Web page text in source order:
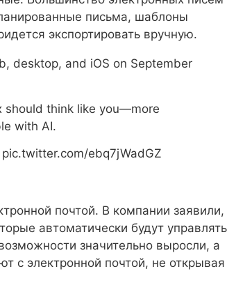
письма, шаблоны
экспортировать вручную.
desktop, and iOS on September
should think like you—more
with AI.
ebq7jWadGZ
почтой. В компании заявили,
автоматически будут управлять
значительно выросли, а
с электронной почтой, не открывая